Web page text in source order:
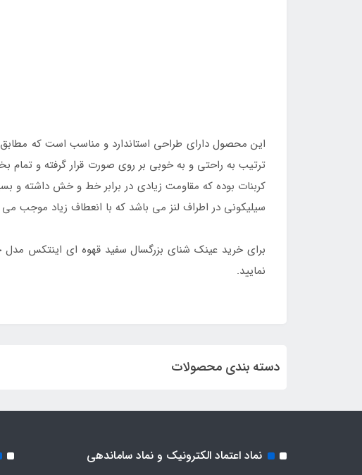
این محصول دارای طراحی استاندارد و مناسب است که
ترتیب به راحتی و به خوبی بر روی صورت قرار گرفته و
کربنات بوده که مقاومت زیادی در برابر خط و خش داشته و
سیلیکونی در اطراف لنز می باشد که با انعطاف زیاد موجب
برای خرید عینک شنای بزرگسال سفید قهوه ای اینتکس مدل حرفه ای 55685 با ارزان ترین قیمت و طراحی حرفه ای و محصولی کاملا
نمایید.
دسته بندی محصولات
نماد اعتماد الکترونیک و نماد ساماندهی